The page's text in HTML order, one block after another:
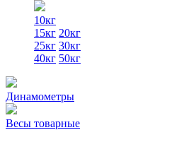
10кг
15кг 20кг
25кг 30кг
40кг 50кг
Динамометры
Весы товарные